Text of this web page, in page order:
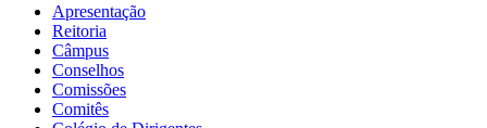
Apresentação
Reitoria
Câmpus
Conselhos
Comissões
Comitês